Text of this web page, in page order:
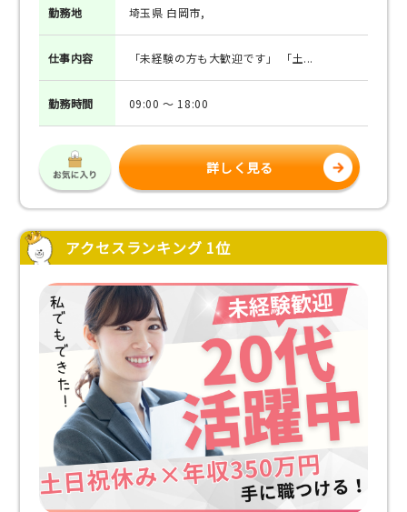
勤務地 埼玉県 白岡市,
仕事内容 「未経験の方も大歓迎です」 「土...
勤務時間 09:00 ～ 18:00
詳しく見る
アクセスランキング 1位